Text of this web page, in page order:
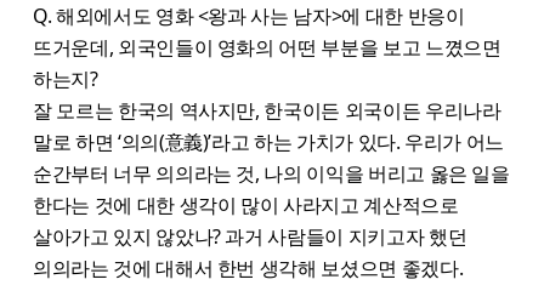
Q. 해외에서도 영화 <왕과 사는 남자>에 대한 반응이
뜨거운데, 외국인들이 영화의 어떤 부분을 보고 느꼈으면
하는지?
잘 모르는 한국의 역사지만, 한국이든 외국이든 우리나라
말로 하면 ‘의의(意義)’라고 하는 가치가 있다. 우리가 어느
순간부터 너무 의의라는 것, 나의 이익을 버리고 옳은 일을
한다는 것에 대한 생각이 많이 사라지고 계산적으로
살아가고 있지 않았나? 과거 사람들이 지키고자 했던
의의라는 것에 대해서 한번 생각해 보셨으면 좋겠다.